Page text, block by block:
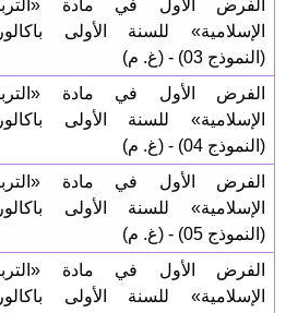
الفرض الأول في مادة
الإسلامية» للسنة الأولى
(النموذج 03) - (غ. م)
الفرض الأول في مادة
الإسلامية» للسنة الأولى
(النموذج 04) - (غ. م)
الفرض الأول في مادة
الإسلامية» للسنة الأولى
(النموذج 05) - (غ. م)
الفرض الأول في مادة
الإسلامية» للسنة الأولى